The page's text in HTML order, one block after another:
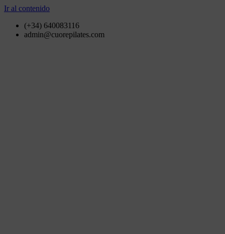
Ir al contenido
(+34) 640083116
admin@cuorepilates.com